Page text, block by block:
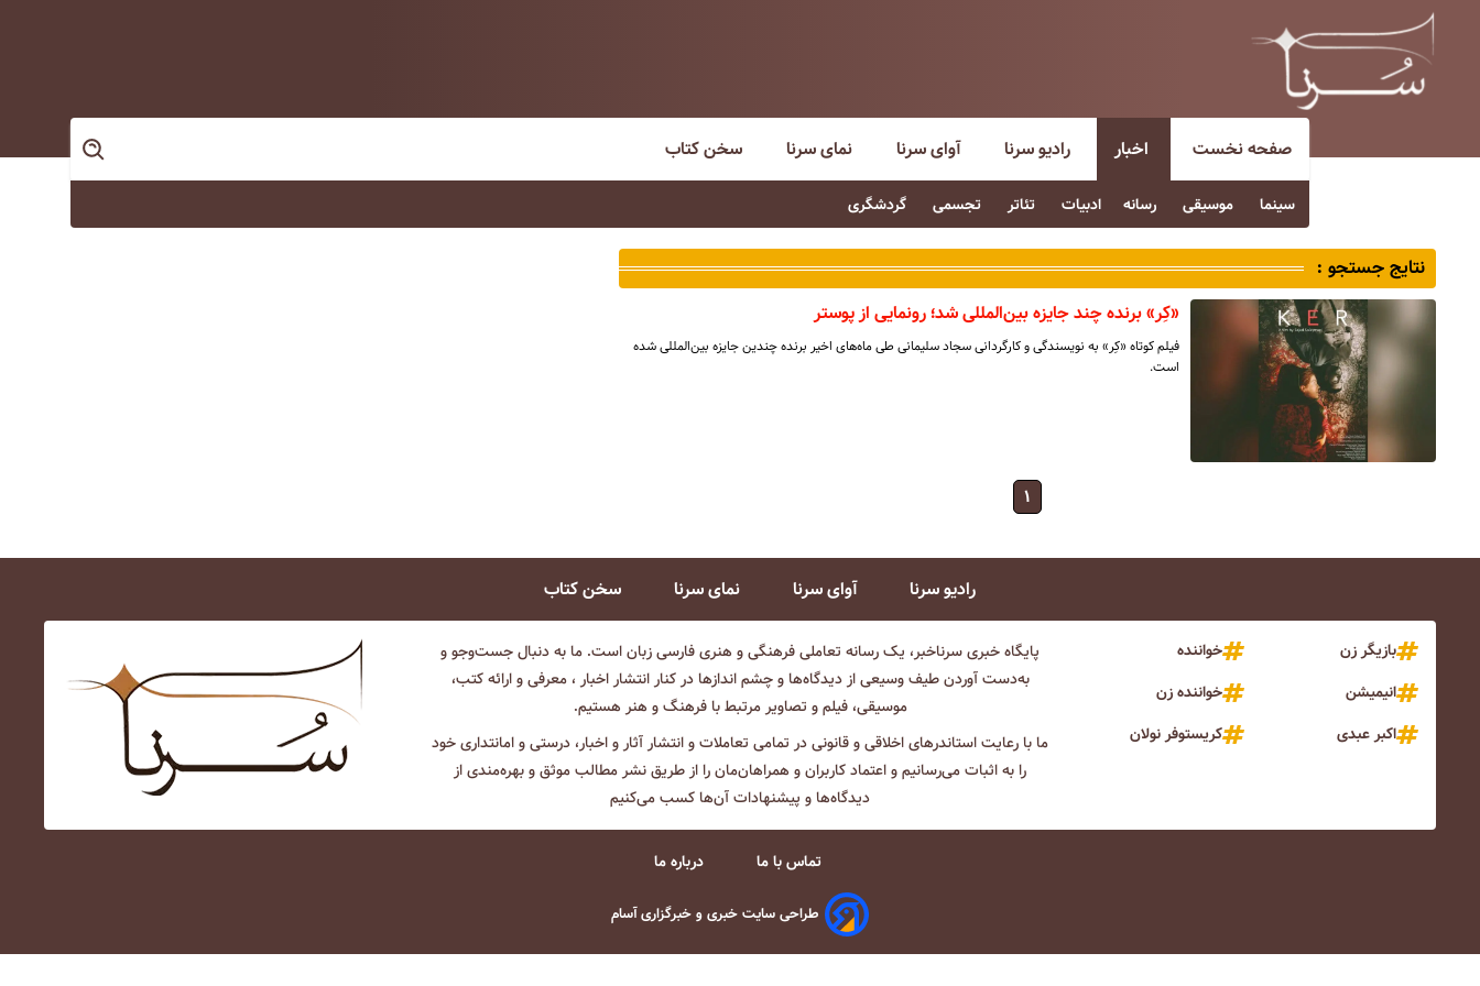
صفحه نخست اخبار
سینما موسیقی رسانه ادبیات تئاتر تجسمی گردشگری
رادیو سرنا آوای سرنا نمای سرنا سخن کتاب
نتایج جستجو :
«کِر» برنده چند جایزه بین‌المللی شد؛ رونمایی از پوستر
فیلم کوتاه «کِر» به نویسندگی و کارگردانی سجاد سلیمانی طی ماه‌های اخیر برنده چندین جایزه بین‌المللی شده
است.
۱
رادیو سرنا آوای سرنا نمای سرنا سخن کتاب
بازیگر زن
خواننده
انیمیشن
خواننده زن
اکبر عبدی
کریستوفر نولان
پایگاه خبری سرناخبر، یک رسانه تعاملی فرهنگی و هنری فارسی زبان است. ما به دنبال جست‌و‌جو و
به‌دست آوردن طیف وسیعی از دیدگاه‌ها و چشم انداز‌ها در کنار انتشار اخبار ، معرفی و ارائه کتب،
موسیقی، فیلم و تصاویر مرتبط با فرهنگ و هنر هستیم.
ما با رعایت استاندرهای اخلاقی و قانونی در تمامی تعاملات و انتشار آثار و اخبار، درستی و امانتداری خود
را به اثبات می‌رسانیم و اعتماد کاربران و همراهان‌مان را از طریق نشر مطالب موثق و بهره‌مندی از
دیدگاه‌ها و پیشنهادات آن‌ها کسب می‌کنیم
تماس با ما درباره ما
طراحی سایت خبری و خبرگزاری آسام